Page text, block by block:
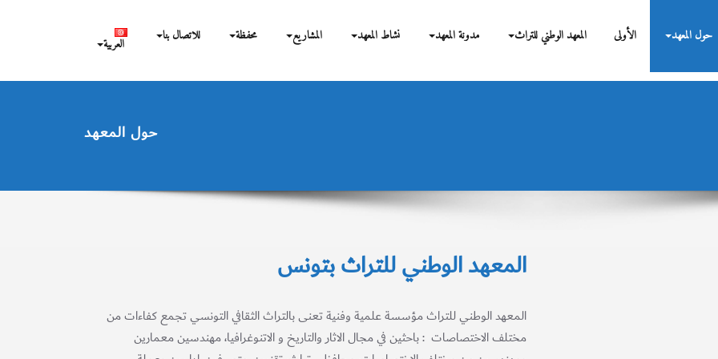
حول المعهد الأولى المعهد الوطني للتراث مدونة المعهد نشاط المعهد المشاريع محفظة للاتصال بنا العربية
حول المعهد
المعهد الوطني للتراث بتونس
المعهد الوطني للتراث مؤسسة علمية وفنية تعنى بالتراث الثقافي التونسي تجمع كفاءات من
مختلف الاختصاصات : باحثين في مجال الاثار والتاريخ و الاتنوغرافيا، مهندسين معمارين